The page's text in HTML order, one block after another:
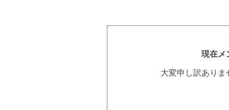
現在メ
大変申し訳あり